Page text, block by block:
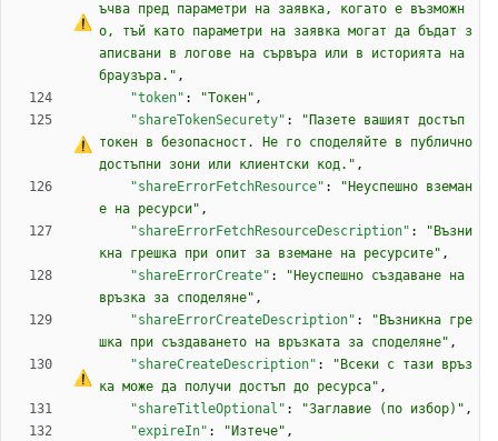
ъчва пред параметри на заявка, когато е възможн
о, тъй като параметри на заявка могат да бъдат з
аписвани в логове на сървъра или в историята на
браузъра." ,
"token" : "Токен" ,
"shareTokenSecurety" :
"Пазете вашият достъп
токен в безопасност.
Не го споделяйте в публично
достъпни зони или клиентски код." ,
"shareErrorFetchResource" :
"Неуспешно вземан
е на ресурси" ,
"shareErrorFetchResourceDescription" :
"Възни
кна грешка при опит за вземане на ресурсите" ,
"shareErrorCreate" :
"Неуспешно създаване на
връзка за споделяне" ,
"shareErrorCreateDescription" :
"Възникна гре
шка при създаването на връзката за споделяне" ,
"shareCreateDescription" : "Всеки с тази връз
ка може да получи достъп до ресурса" ,
"shareTitleOptional" : "Заглавие (по избор)" ,
"expireIn" : "Изтече" ,